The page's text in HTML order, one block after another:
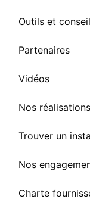
Outils et
Partenaires
Vidéos
Nos réalisations
Trouver un
Nos
Charte